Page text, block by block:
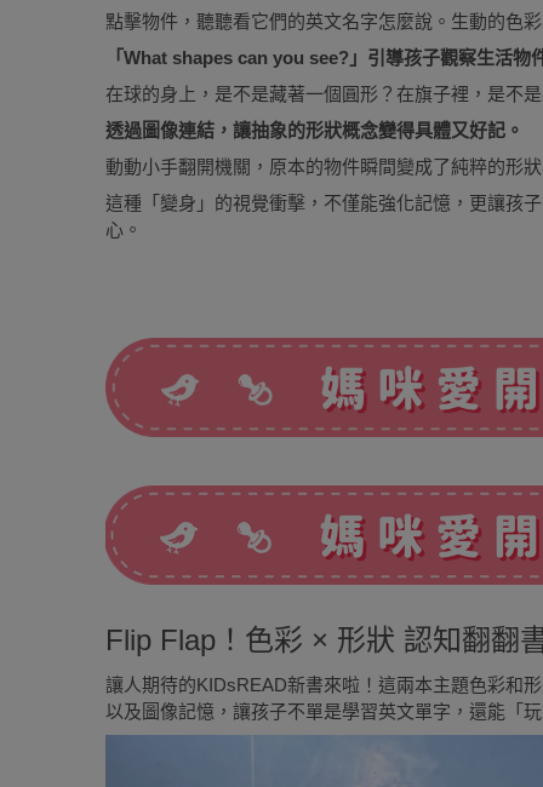
點擊物件，聽聽看它們的英文名字怎麼說。生動的色
「What shapes can you see?」引導孩子觀察生活物
在球的身上，是不是藏著一個圓形？在旗子裡，是不
透過圖像連結，讓抽象的形狀概念變得具體又好記。
動動小手翻開機關，原本的物件瞬間變成了純粹的形
這種「變身」的視覺衝擊，不僅能強化記憶，更讓孩
心。
Flip Flap！色彩 × 形狀 認知翻翻
讓人期待的KIDsREAD新書來啦！這兩本主題色彩和
以及圖像記憶，讓孩子不單是學習英文單字，還能「